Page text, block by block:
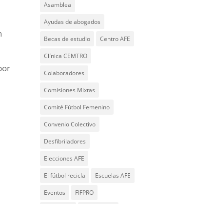
Asamblea
Ayudas de abogados
Becas de estudio Centro AFE
Clínica CEMTRO
Colaboradores
Comisiones Mixtas
Comité Fútbol Femenino
Convenio Colectivo
Desfibriladores
Elecciones AFE
El fútbol recicla Escuelas AFE
Eventos FIFPRO